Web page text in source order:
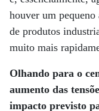
houver um pequeno
de produtos
muito mais
Olhando para o
aumento das
impacto previsto